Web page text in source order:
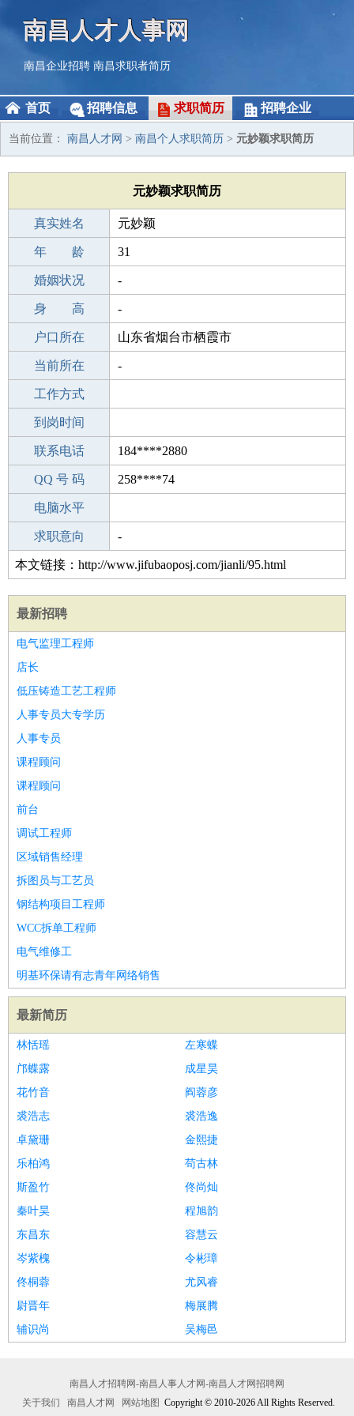
南昌人才人事网
南昌企业招聘 南昌求职者简历
首页 招聘信息 求职简历 招聘企业
当前位置： 南昌人才网 > 南昌个人求职简历 > 元妙颖求职简历
元妙颖求职简历
真实姓名 元妙颖
性 别 女
年 龄 31
出生年月 1995-12-02
婚姻状况 -
学 历 职校/技校
身 高 -
毕业学校 西安栗红强金栗美发美容化妆学校
户口所在 山东省烟台市栖霞市
所学专业 -
当前所在 -
工作经验
工作方式
驾 照
到岗时间
期望月薪
联系电话 184****2880
手机号码 184****2880
QQ 号 码 258****74
微信号码
电脑水平
外语水平
求职意向 -
本文链接：http://www.jifubaoposj.com/jianli/95.html
最新招聘
电气监理工程师
店长
低压铸造工艺工程师
人事专员大专学历
人事专员
课程顾问
课程顾问
前台
调试工程师
区域销售经理
拆图员与工艺员
钢结构项目工程师
WCC拆单工程师
电气维修工
明基环保请有志青年网络销售
最新简历
林恬瑶
左寒蝶
邝蝶露
成星昊
花竹音
阎蓉彦
裘浩志
裘浩逸
卓黛珊
金熙捷
乐柏鸿
苟古林
斯盈竹
佟尚灿
秦叶昊
程旭韵
东昌东
容慧云
岑紫槐
令彬璋
佟桐蓉
尤风睿
尉晋年
梅展腾
辅识尚
吴梅邑
南昌人才招聘网-南昌人事人才网-南昌人才网招聘网
关于我们
南昌人才网 网站地图 Copyright © 2010-2026 All Rights Reserved.